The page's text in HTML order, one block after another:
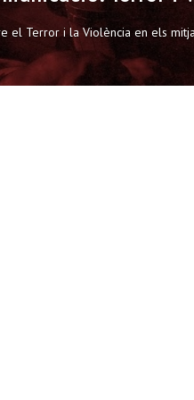
el Terror i la Violència en els